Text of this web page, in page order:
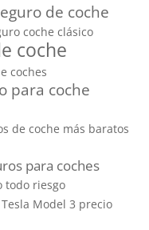
de coche
coche clásico
coche
coches
para coche
de coche más baratos
para coches
todo riesgo
Tesla Model 3 precio